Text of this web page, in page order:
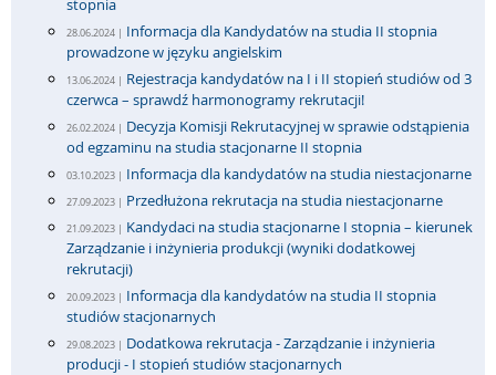
stopnia
28.06.2024 | Informacja dla Kandydatów na studia II stopnia
prowadzone w języku angielskim
13.06.2024 | Rejestracja kandydatów na I i II stopień studiów od 3
czerwca – sprawdź harmonogramy rekrutacji!
26.02.2024 | Decyzja Komisji Rekrutacyjnej w sprawie odstąpienia
od egzaminu na studia stacjonarne II stopnia
03.10.2023 | Informacja dla kandydatów na studia niestacjonarne
27.09.2023 | Przedłużona rekrutacja na studia niestacjonarne
21.09.2023 | Kandydaci na studia stacjonarne I stopnia – kierunek
Zarządzanie i inżynieria produkcji (wyniki dodatkowej
rekrutacji)
20.09.2023 | Informacja dla kandydatów na studia II stopnia
studiów stacjonarnych
29.08.2023 | Dodatkowa rekrutacja - Zarządzanie i inżynieria
producji - I stopień studiów stacjonarnych